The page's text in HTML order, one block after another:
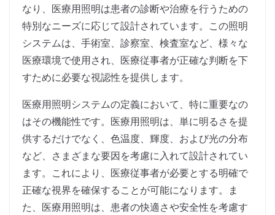
なり、医療用照明は患者の診断や治療を行うための
特別なニーズに応じて設計されています。この照明
システムは、手術室、診察室、検査室など、様々な
医療環境で使用され、医療従事者が正確な判断を下
すために必要な視認性を提供します。
医療用照明システムの定義において、特に重要なの
はその機能性です。医療用照明は、単に明るさを提
供するだけでなく、色温度、輝度、および光の分布
など、さまざまな要因を考慮に入れて設計されてい
ます。これにより、医療従事者が必要とする明確で
正確な視界を確保することが可能になります。ま
た、医療用照明は、患者の快適さや安全性を考慮す